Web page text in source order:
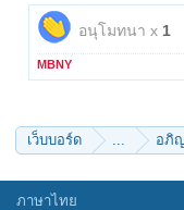
อนุโมทนา x 1
MBNY
เว็บบอร์ด ... อภิ
ภาษาไทย